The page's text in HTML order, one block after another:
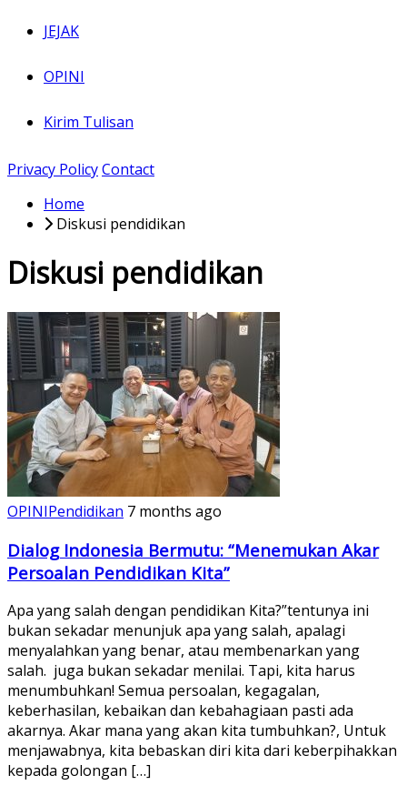
JEJAK
OPINI
Kirim Tulisan
Privacy PolicyContact
Home
Diskusi pendidikan
Diskusi pendidikan
OPINIPendidikan 7 months ago
Dialog Indonesia Bermutu: “Menemukan Akar
Persoalan Pendidikan Kita”
Apa yang salah dengan pendidikan Kita?”tentunya ini
bukan sekadar menunjuk apa yang salah, apalagi
menyalahkan yang benar, atau membenarkan yang
salah. juga bukan sekadar menilai. Tapi, kita harus
menumbuhkan! Semua persoalan, kegagalan,
keberhasilan, kebaikan dan kebahagiaan pasti ada
akarnya. Akar mana yang akan kita tumbuhkan?, Untuk
menjawabnya, kita bebaskan diri kita dari keberpihakkan
kepada golongan […]